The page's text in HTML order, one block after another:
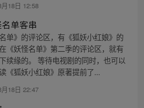
18日 12:58
单客串
单》的评论区，有《狐妖小红娘》的
《妖怪名单》第二季的评论区，就有
续缘的。 等待电视剧的同时，也可以
《狐妖小红娘》原著提前了...
18日 22:47